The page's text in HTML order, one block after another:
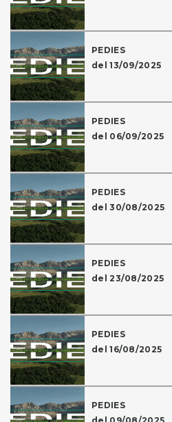
PEDIES
del 13/09/2025
PEDIES
del 06/09/2025
PEDIES
del 30/08/2025
PEDIES
del 23/08/2025
PEDIES
del 16/08/2025
PEDIES